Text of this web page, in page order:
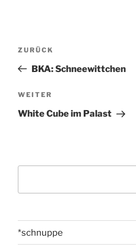
Beitragsnavigation
Vorheriger
Beitrag
ZURÜCK
BKA: Schneewittchen
Nächster
Beitrag
WEITER
White Cube im Palast
*schnuppe